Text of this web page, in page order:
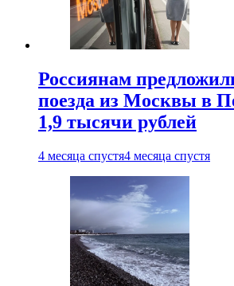
Россиянам
поезда из Москвы в
1,9 тысячи рублей
4 месяца спустя4 месяца спустя